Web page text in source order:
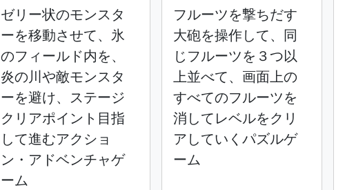
ゼリー状のモンスタ
ーを移動させて、氷
のフィールド内を、
炎の川や敵モンスタ
ーを避け、ステージ
クリアポイント目指
して進むアクショ
ン・アドベンチャゲ
ーム
フルーツを撃ちだす
大砲を操作して、同
じフルーツを３つ以
上並べて、画面上の
すべてのフルーツを
消してレベルをクリ
アしていくパズルゲ
ーム